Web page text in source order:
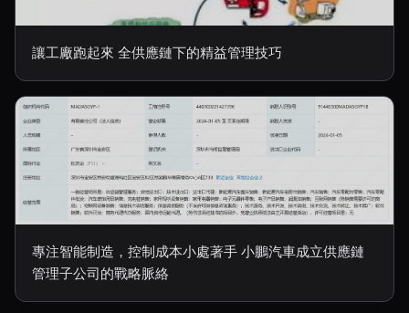
讓工廠跑起來 全供應鏈下的精益管理技巧
專注智能制造，控制成本小處著手 小鵬汽車成立供應鏈
管理子公司的戰略脈絡